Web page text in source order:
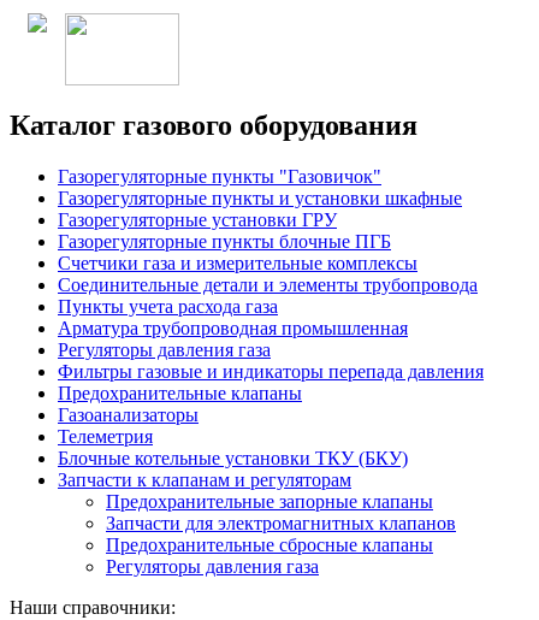
Каталог газового оборудования
Газорегуляторные пункты "Газовичок"
Газорегуляторные пункты и установки шкафные
Газорегуляторные установки ГРУ
Газорегуляторные пункты блочные ПГБ
Счетчики газа и измерительные комплексы
Соединительные детали и элементы трубопровода
Пункты учета расхода газа
Арматура трубопроводная промышленная
Регуляторы давления газа
Фильтры газовые и индикаторы перепада давления
Предохранительные клапаны
Газоанализаторы
Телеметрия
Блочные котельные установки ТКУ (БКУ)
Запчасти к клапанам и регуляторам
Предохранительные запорные клапаны
Запчасти для электромагнитных клапанов
Предохранительные сбросные клапаны
Регуляторы давления газа
Наши справочники: